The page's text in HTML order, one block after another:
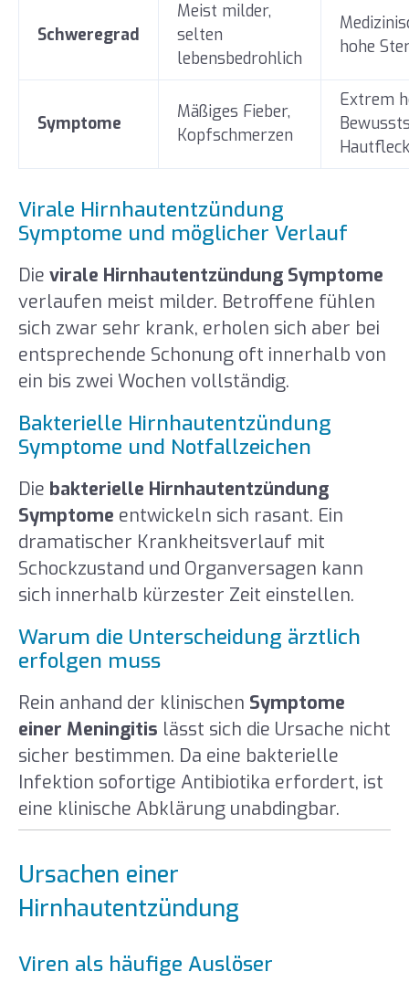
Schweregrad
Meist milder,
selten
lebensbedrohlich
hohe
Symptome
Mäßiges Fieber,
Kopfschmerzen
Extrem
Virale Hirnhautentzündung
Symptome und möglicher Verlauf
Die virale Hirnhautentzündung Symptome
verlaufen meist milder. Betroffene fühlen
sich zwar sehr krank, erholen sich aber bei
entsprechende Schonung oft innerhalb von
ein bis zwei Wochen vollständig.
Bakterielle Hirnhautentzündung
Symptome und Notfallzeichen
Die bakterielle Hirnhautentzündung
Symptome entwickeln sich rasant. Ein
dramatischer Krankheitsverlauf mit
Schockzustand und Organversagen kann
sich innerhalb kürzester Zeit einstellen.
Warum die Unterscheidung ärztlich
erfolgen muss
Rein anhand der klinischen Symptome
einer Meningitis lässt sich die Ursache nicht
sicher bestimmen. Da eine bakterielle
Infektion sofortige Antibiotika erfordert, ist
eine klinische Abklärung unabdingbar.
Ursachen einer
Hirnhautentzündung
Viren als häufige Auslöser